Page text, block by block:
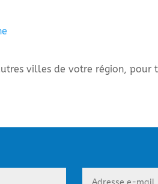
villes de votre région,